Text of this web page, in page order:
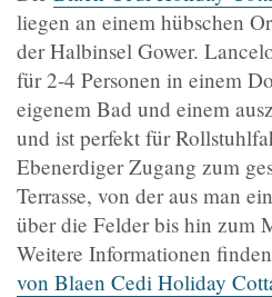
liegen an einem hübschen
der Halbinsel Gower.
für 2-4 Personen in einem
eigenem Bad und einem
und ist perfekt für
Ebenerdiger Zugang zum
Terrasse, von der aus man
über die Felder bis hin zum
Weitere Informationen
von Blaen Cedi Holiday